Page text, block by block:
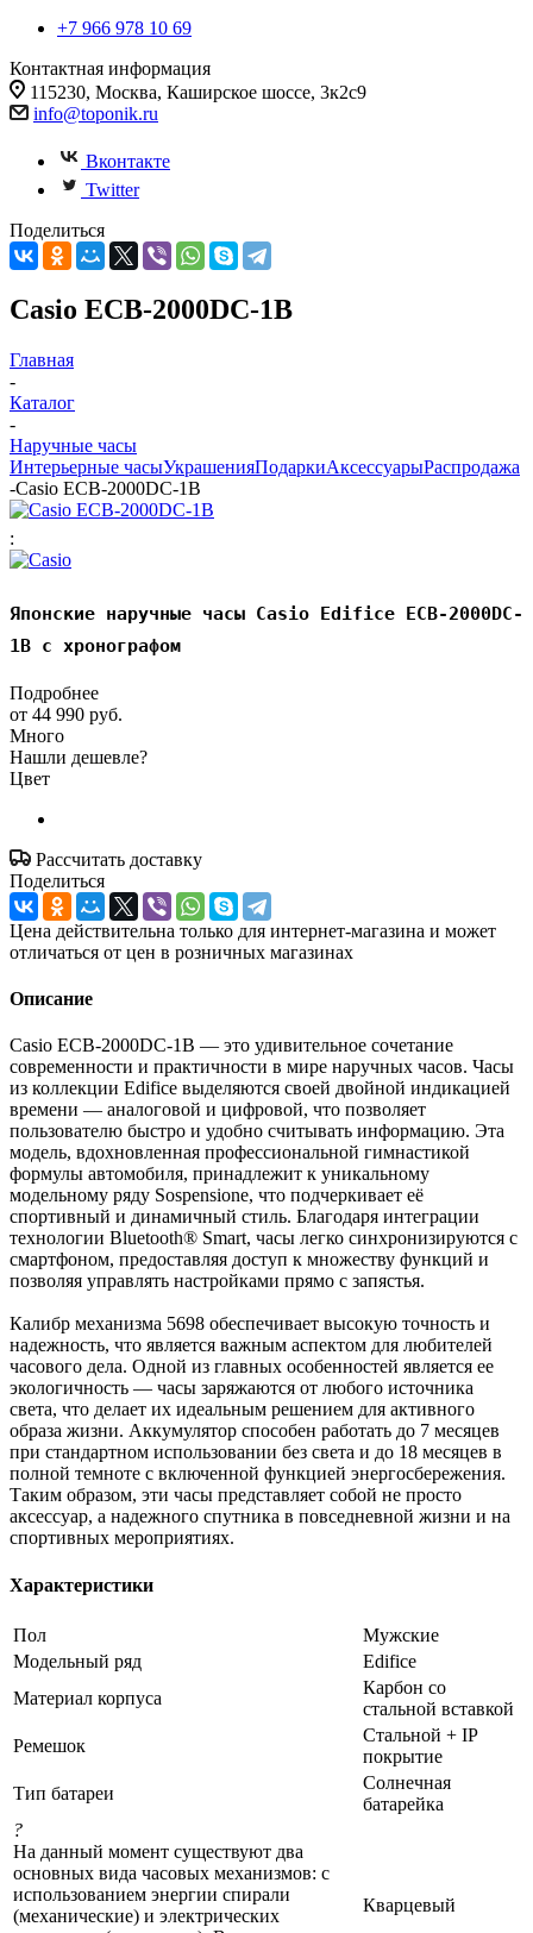
+7 966 978 10 69
Контактная информация
115230, Москва, Каширское шоссе, 3к2с9
info@toponik.ru
Вконтакте
Twitter
Поделиться
Casio ECB-2000DC-1B
Главная
-
Каталог
-
Наручные часы
Интерьерные часыУкрашенияПодаркиАксессуарыРаспродажа
-Casio ECB-2000DC-1B
:
Японские наручные часы Casio Edifice ECB-2000DC-
1B с хронографом
Подробнее
от 44 990 руб.
Много
Нашли дешевле?
Цвет
Рассчитать доставку
Поделиться
Цена действительна только для интернет-магазина и может
отличаться от цен в розничных магазинах
Описание
Casio ECB-2000DC-1B — это удивительное сочетание
современности и практичности в мире наручных часов. Часы
из коллекции Edifice выделяются своей двойной индикацией
времени — аналоговой и цифровой, что позволяет
пользователю быстро и удобно считывать информацию. Эта
модель, вдохновленная профессиональной гимнастикой
формулы автомобиля, принадлежит к уникальному
модельному ряду Sospensione, что подчеркивает её
спортивный и динамичный стиль. Благодаря интеграции
технологии Bluetooth® Smart, часы легко синхронизируются с
смартфоном, предоставляя доступ к множеству функций и
позволяя управлять настройками прямо с запястья.
Калибр механизма 5698 обеспечивает высокую точность и
надежность, что является важным аспектом для любителей
часового дела. Одной из главных особенностей является ее
экологичность — часы заряжаются от любого источника
света, что делает их идеальным решением для активного
образа жизни. Аккумулятор способен работать до 7 месяцев
при стандартном использовании без света и до 18 месяцев в
полной темноте с включенной функцией энергосбережения.
Таким образом, эти часы представляет собой не просто
аксессуар, а надежного спутника в повседневной жизни и на
спортивных мероприятиях.
Характеристики
Пол
Мужские
Модельный ряд
Edifice
Материал корпуса
Карбон со
стальной вставкой
Ремешок
Стальной + IP
покрытие
Тип батареи
Солнечная
батарейка
?
На данный момент существуют два
основных вида часовых механизмов: с
использованием энергии спирали
(механические) и электрических
Кварцевый